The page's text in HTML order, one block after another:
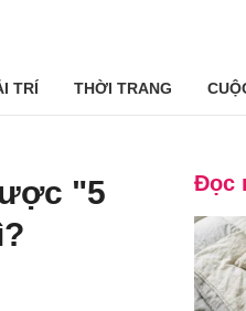
TRÍ THỜI TRANG
"5
Đọc